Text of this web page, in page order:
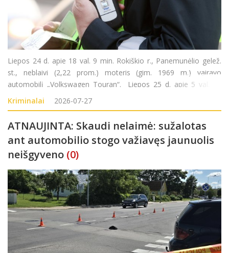
Liepos 24 d. apie 18 val. 9 min. Rokiškio r., Panemunėlio gelež.
st., neblaivi (2,22 prom.) moteris (gim. 1969 m.) vairavo
automobilį „Volkswagen Touran“. Liepos 25 d. apie 5 val. 40
min. Rokiškio r., Kazliškėlio k., neblaivus (1,88 prom.) vyras (gim.
2008 m.)
Kriminalai 2026-07-27
ATNAUJINTA: Skaudi nelaimė: sužalotas
ant automobilio stogo važiavęs jaunuolis
neišgyveno (0)